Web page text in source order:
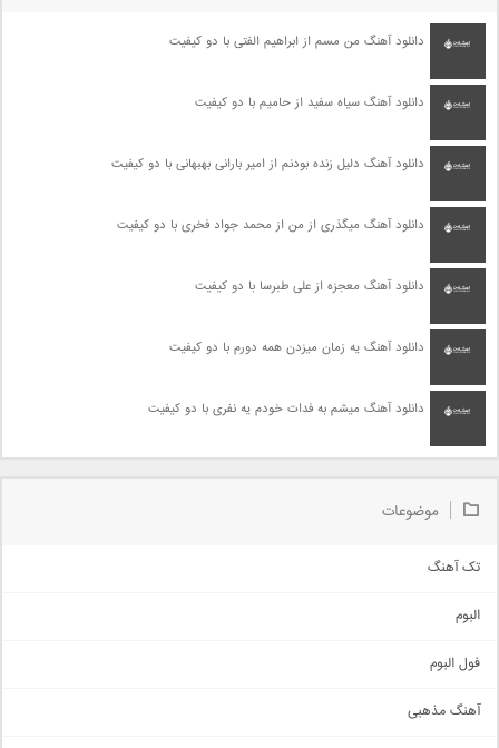
دانلود آهنگ من مسم از ابراهیم الفتی با دو کیفیت
دانلود آهنگ سیاه سفید از حامیم با دو کیفیت
دانلود آهنگ دلیل زنده بودنم از امیر بارانی بهبهانی با دو کیفیت
دانلود آهنگ میگذری از من از محمد جواد فخری با دو کیفیت
دانلود آهنگ معجزه از علی طبرسا با دو کیفیت
دانلود آهنگ یه زمان میزدن همه دورم با دو کیفیت
دانلود آهنگ میشم به فدات خودم یه نفری با دو کیفیت
موضوعات
تک آهنگ
اجتماعی
حماسی
البوم
فول البوم
آهنگ مذهبی